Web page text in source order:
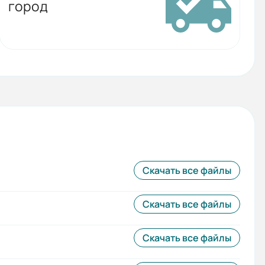
город
Скачать все файлы
Скачать все файлы
Скачать все файлы